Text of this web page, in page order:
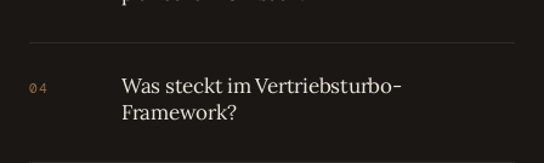
04
Was steckt im Vertriebsturbo-
Framework?